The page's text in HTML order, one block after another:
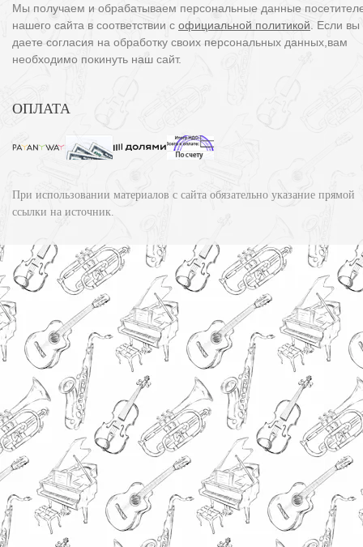
Мы получаем и обрабатываем персональные данные
нашего сайта в соответствии с официальной политикой . Если
даете согласия на обработку своих персональных данных,вам
необходимо покинуть наш сайт.
ОПЛАТА
При использовании материалов с сайта обязательно указание прямой
ссылки на источник.